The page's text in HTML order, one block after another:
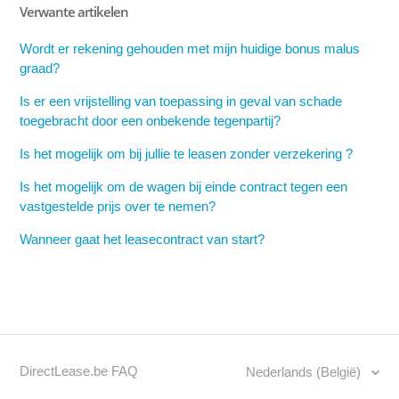
Verwante artikelen
Wordt er rekening gehouden met mijn huidige bonus malus
graad?
Is er een vrijstelling van toepassing in geval van schade
toegebracht door een onbekende tegenpartij?
Is het mogelijk om bij jullie te leasen zonder verzekering ?
Is het mogelijk om de wagen bij einde contract tegen een
vastgestelde prijs over te nemen?
Wanneer gaat het leasecontract van start?
DirectLease.be FAQ Nederlands (België)